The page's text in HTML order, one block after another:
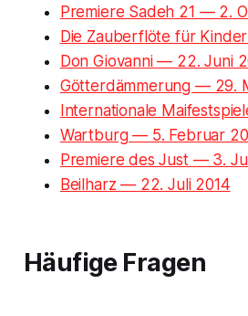
Premiere Sadeh 21 — 2.
Die Zauberflöte für
Don Giovanni — 22. Juni
Götterdämmerung — 29.
Internationale
Wartburg — 5. Februar
Premiere des Just — 3.
Beilharz — 22. Juli 2014
Häufige Fragen